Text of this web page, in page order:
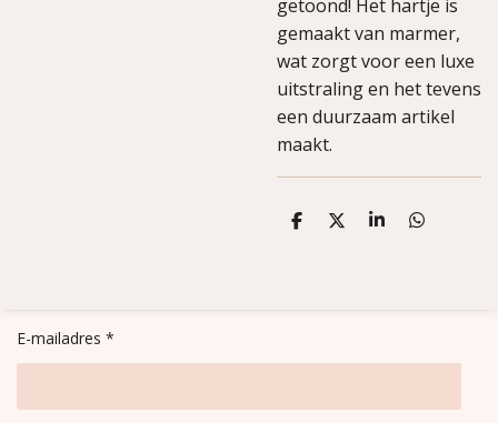
getoond! Het hartje is
gemaakt van marmer,
wat zorgt voor een luxe
uitstraling en het tevens
een duurzaam artikel
maakt.
D
D
S
D
E-mailadres *